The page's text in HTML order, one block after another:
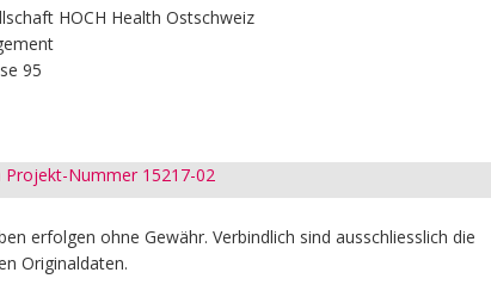
HOCH Health Ostschweiz
95
Nummer 15217-02
erfolgen ohne Gewähr. Verbindlich sind ausschliesslich die
Originaldaten.